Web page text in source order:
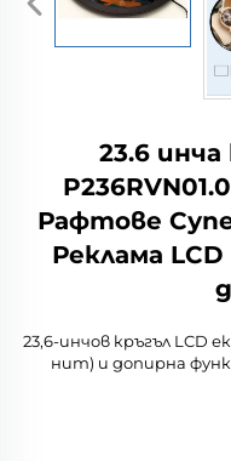
23.6
Рафтове
Реклама
23,6-инчов кръгъл LCD
нит) и допирна